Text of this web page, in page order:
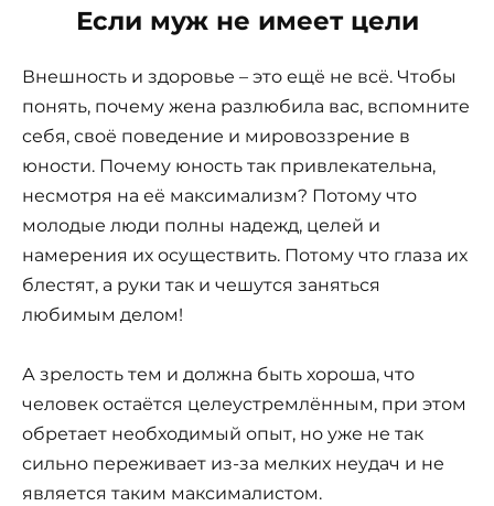
Если муж не имеет цели
Внешность и здоровье – это ещё не всё. Чтобы
понять, почему жена разлюбила вас, вспомните
себя, своё поведение и мировоззрение в
юности. Почему юность так привлекательна,
несмотря на её максимализм? Потому что
молодые люди полны надежд, целей и
намерения их осуществить. Потому что глаза их
блестят, а руки так и чешутся заняться
любимым делом!
А зрелость тем и должна быть хороша, что
человек остаётся целеустремлённым, при этом
обретает необходимый опыт, но уже не так
сильно переживает из-за мелких неудач и не
является таким максималистом.